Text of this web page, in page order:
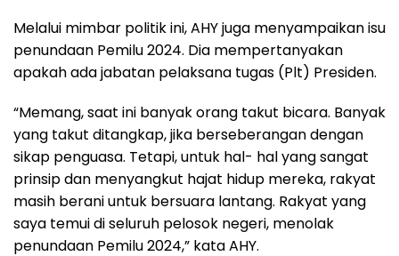
Melalui mimbar politik ini, AHY juga menyampaikan isu
penundaan Pemilu 2024. Dia mempertanyakan
apakah ada jabatan pelaksana tugas (Plt) Presiden.
“Memang, saat ini banyak orang takut bicara. Banyak
yang takut ditangkap, jika berseberangan dengan
sikap penguasa. Tetapi, untuk hal- hal yang sangat
prinsip dan menyangkut hajat hidup mereka, rakyat
masih berani untuk bersuara lantang. Rakyat yang
saya temui di seluruh pelosok negeri, menolak
penundaan Pemilu 2024,” kata AHY.